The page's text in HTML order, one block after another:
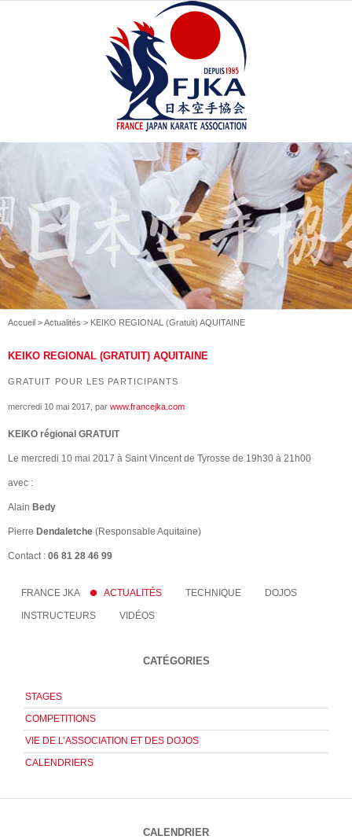
Accueil >Actualités > KEIKO REGIONAL (Gratuit) AQUITAINE
KEIKO REGIONAL (GRATUIT) AQUITAINE
GRATUIT POUR LES PARTICIPANTS
mercredi 10 mai 2017 , par www.francejka.com
KEIKO régional GRATUIT
Le mercredi 10 mai 2017 à Saint Vincent de Tyrosse de 19h30 à 21h00
avec :
Alain Bedy
Pierre Dendaletche (Responsable Aquitaine)
Contact : 06 81 28 46 99
FRANCE JKA ACTUALITÉS TECHNIQUE DOJOS
INSTRUCTEURS VIDÉOS
CATÉGORIES
STAGES
COMPETITIONS
VIE DE L’ASSOCIATION ET DES DOJOS
CALENDRIERS
CALENDRIER